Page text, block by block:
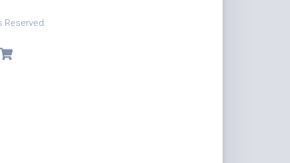
Reserved.